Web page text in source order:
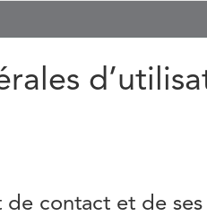
contact et de